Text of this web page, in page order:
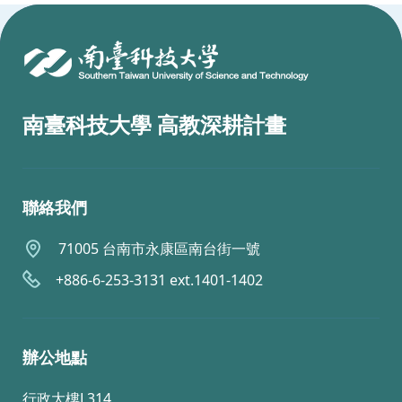
南臺科技大學 高教深耕計畫
聯絡我們
71005 台南市永康區南台街一號
+886-6-253-3131 ext.1401-1402
辦公地點